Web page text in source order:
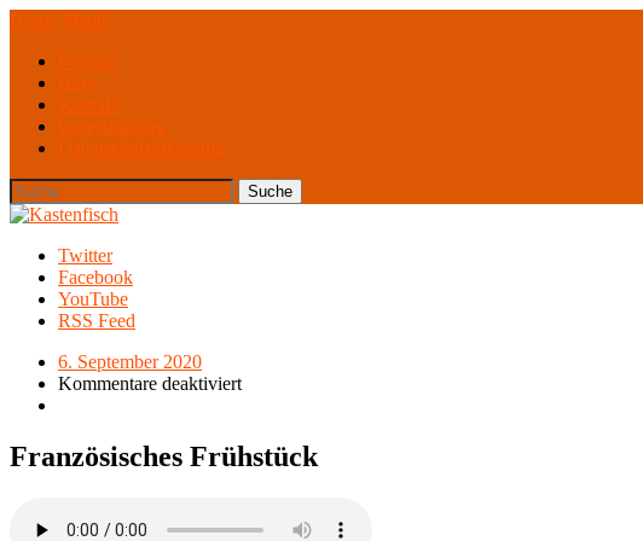
Home Menü
Podcast
Blog
Kontakt
Unterstützung
Datenschutzerklärung
Twitter
Facebook
YouTube
RSS Feed
6. September 2020
Kommentare deaktiviert
Französisches Frühstück